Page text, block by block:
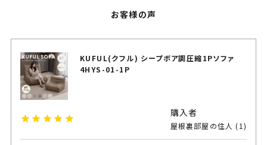
お客様の声
KUFUL(クフル) シープボア調圧縮1Pソファ
4HYS-01-1P
購入者
屋根裏部屋の住人 1